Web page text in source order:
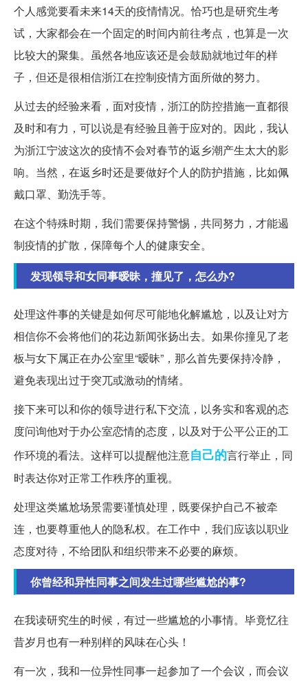
个人感觉要看未来14天的疫情情况。恰巧也是研究生考
试，大家都会在一个固定的时间内前往考点，也算是一次
比较大的聚集。虽然各地应该还是会鼓励就地过年的样
子，但还是很相信浙江在控制疫情方面所做的努力。
从过去的经验来看，面对疫情，浙江的防控措施一直都很
及时和有力，可以说是有经验且善于应对的。因此，我认
为浙江宁波这次的疫情不会对春节的返乡潮产生太大的影
响。当然，在返乡时还是要做好个人的防护措施，比如佩
戴口罩、勤洗手等。
在这个特殊时期，我们需要保持警惕，共同努力，才能遏
制疫情的扩散，保障每个人的健康安全。
发现领导和女同事暧昧，撞见了，怎么办?
处理这件事的关键是如何尽可能地化解尴尬，以及让对方
相信你不会将他们的花边新闻张扬出去。如果你撞见了老
板与女下属正在办公室里“暧昧”，那么首先要保持冷静，
避免表现出过于突兀或激动的情绪。
接下来可以和你的领导进行私下交流，以务实和客观的态
度问询他对于办公室恋情的态度，以及对于公平公正的工
作环境的看法。这样可以提醒他注意自己的言行举止，同
时表达你对正常工作秩序的重视。
处理这类尴尬场景需要谨慎处理，既要保护自己不被牵
连，也要尊重他人的隐私权。在工作中，我们应该以职业
态度对待，不给团队和组织带来不必要的麻烦。
你曾经和异性同事之间发生过哪些尴尬的事?
在我读研究生的时候，有过一些尴尬的小事情。毕竟忆往
昔岁月也有一种别样的风味在心头！
有一次，我和一位异性同事一起参加了一个会议，而会议